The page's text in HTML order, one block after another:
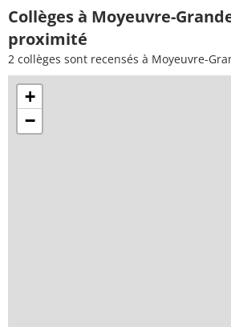
Collèges à Moyeuvre-
proximité
2 collèges sont recensés à Moyeuvre-
+
−